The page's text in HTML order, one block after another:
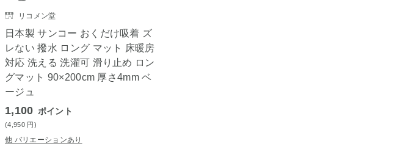
リコメン堂
日本製 サンコー おくだけ吸着 ズ
レない 撥水 ロング マット 床暖房
対応 洗える 洗濯可 滑り止め ロン
グマット 90×200cm 厚さ4mm ベ
ージュ
1,100 ポイント
(4,950 円)
他 バリエーションあり